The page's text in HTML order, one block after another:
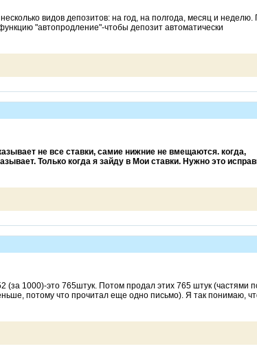
видов депозитов: на год, на полгода, месяц и неделю.
"автопродление"-чтобы депозит автоматически
не все ставки, самие нижние не вмещаются. когда,
Только когда я зайду в Мои ставки. Нужно это
(за 1000)-это 765штук. Потом продал этих 765 штук (частями
потому что прочитал еще одно письмо). Я так понимаю,